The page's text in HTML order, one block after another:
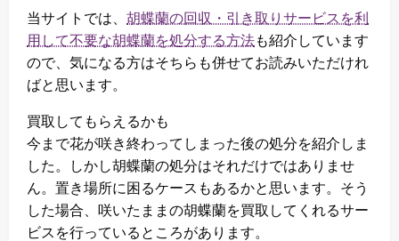
当サイトでは、 胡蝶蘭の回収・引き取りサービスを利
用して不要な胡蝶蘭を処分する方法も紹介しています
ので、気になる方はそちらも併せてお読みいただけれ
ばと思います。
買取してもらえるかも
今まで花が咲き終わってしまった後の処分を紹介しま
した。しかし胡蝶蘭の処分はそれだけではありませ
ん。置き場所に困るケースもあるかと思います。そう
した場合、咲いたままの胡蝶蘭を買取してくれるサー
ビスを行っているところがあります。